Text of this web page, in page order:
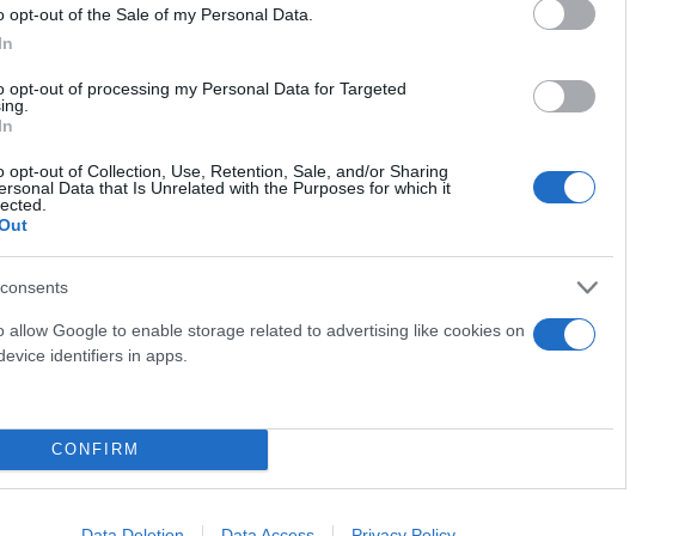
opt-out of the Sale of my Personal Data.
opt-out of processing my Personal Data for Targeted
opt-out of Collection, Use, Retention, Sale, and/or Sharing
Data that Is Unrelated with the Purposes for which it
allow Google to enable storage related to advertising like cookies on
identifiers in apps.
CONFIRM
την περυσινή σεζόν, ο Θωμάς Κρασώνης τη φετινή σεζόν
Camaro με τον αριθμό «13» της κορυφαίας ομάδας του
της προσπάθειας του Θωμά Κρασώνη στο NASCAR Euro